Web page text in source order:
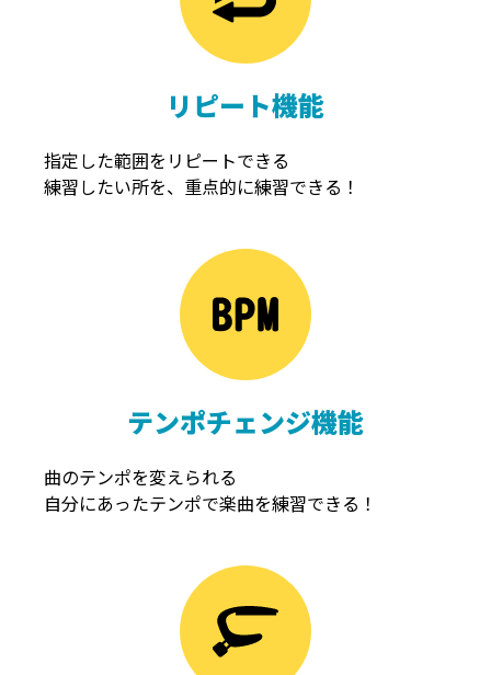
リピート機能
指定した範囲をリピートできる
練習したい所を、重点的に練習できる！
テンポチェンジ機能
曲のテンポを変えられる
自分にあったテンポで楽曲を練習できる！